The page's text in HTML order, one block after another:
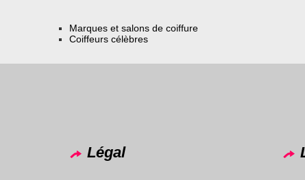
Marques et salons de coiffure
Coiffeurs célèbres
Légal